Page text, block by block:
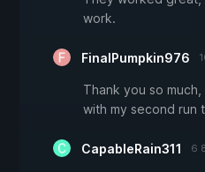
work.
FinalPumpkin976
Thank you so
with my second run
CapableRain311 6